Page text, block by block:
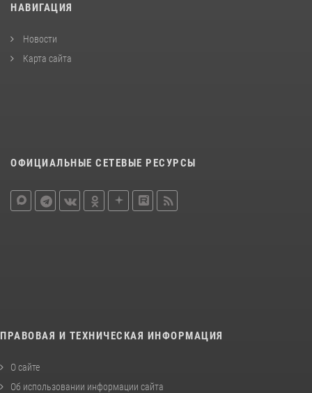
НАВИГАЦИЯ
Новости
Карта сайта
ОФИЦИАЛЬНЫЕ СЕТЕВЫЕ РЕСУРСЫ
ПРАВОВАЯ И ТЕХНИЧЕСКАЯ ИНФОРМАЦИЯ
О сайте
Об использовании информации сайта